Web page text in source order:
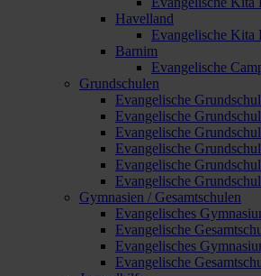
Havelland
Evangelische Kita
Barnim
Evangelische
Grundschulen
Evangelische
Evangelische
Evangelische
Evangelische
Evangelische
Evangelische
Gymnasien / Gesamtschulen
Evangelisches
Evangelische
Evangelisches
Evangelische